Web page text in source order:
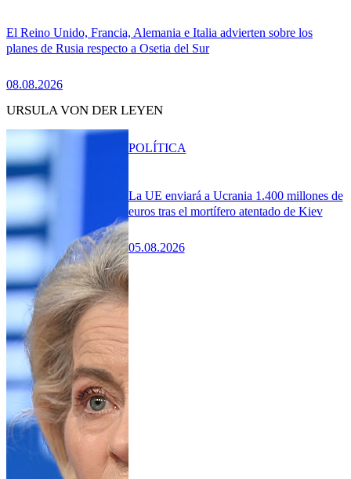
El Reino Unido, Francia, Alemania e Italia advierten sobre los
planes de Rusia respecto a Osetia del Sur
08.08.2026
URSULA VON DER LEYEN
La UE enviará a Ucrania 1.400 millones de
euros tras el mortífero atentado de Kiev
05.08.2026
POLÍTICA